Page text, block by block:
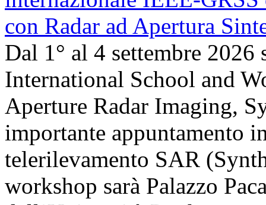
Dal 1° al 4 settembre
International School and
Aperture Radar Imaging,
importante appuntamento
telerilevamento SAR
workshop sarà Palazzo